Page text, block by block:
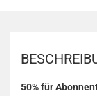
50% für